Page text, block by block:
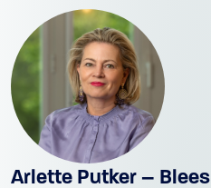
Arlette Putker – Blees